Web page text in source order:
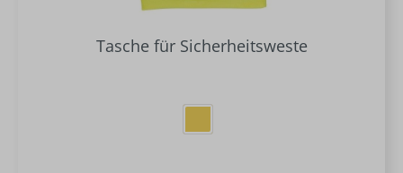
Tasche für Sicherheitsweste